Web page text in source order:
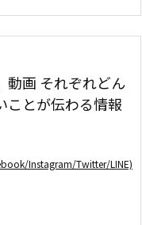
動画 それぞれどん
ことが伝わる情報
Instagram/Twitter/LINE)